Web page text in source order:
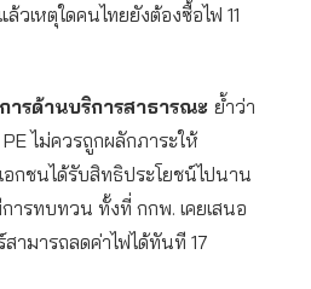
วเหตุใดคนไทยยังต้องซื้อไฟ 11
รด้านบริการสาธารณะ ย้ำว่า
ไม่ควรถูกผลักภาระให้
อกชนได้รับสิทธิประโยชน์ไปนาน
ารทบทวน ทั้งที่ กกพ. เคยเสนอ
สามารถลดค่าไฟได้ทันที 17